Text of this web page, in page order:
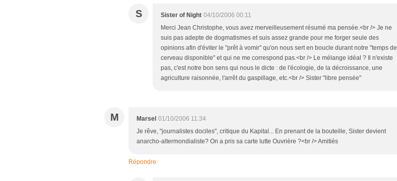
S Sister of Night 04/10/2006 00:11
Merci Jean Christophe, vous avez merveilleusement résumé ma pensée.<br /> Je ne
suis pas adepte de dogmatismes et suis assez grande pour me forger seule des
opinions afin d'éviter le "prêt à vomir" qu'on nous sert en boucle durant notre "temps de
cerveau disponible" et qui ne me correspond pas.<br /> Le mélange idéal ? Il n'existe
pas, c'est notre bon sens qui nous le dicte : de l'écologie, de la décroissance, une
agriculture raisonnée, l'arrêt du gaspillage, etc.<br /> Sister "libre pensée"
M Marsel 01/10/2006 11:34
Je rêve, "journalistes dociles", critique du Kapital... En prenant de la bouteille, Sister devient
anarcho-altermondialiste? On a pris sa carte lutte Ouvrière ?<br /> Amitiés
Répondre